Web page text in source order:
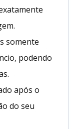
somente
podendo
após o
do seu